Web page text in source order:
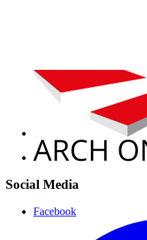
Social Media
Facebook